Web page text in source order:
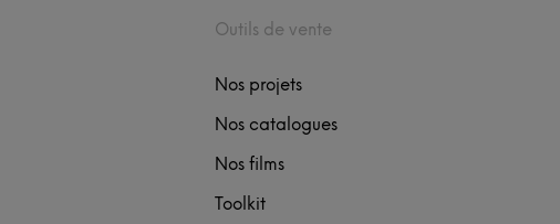
Outils de vente
Nos projets
Nos catalogues
Nos films
Toolkit